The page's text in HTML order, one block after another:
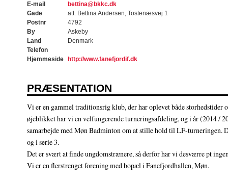
E-mail
bettina@bkkc.dk
Gade
att. Bettina Andersen, Tostenæsvej 1
Postnr
4792
By
Askeby
Land
Denmark
Telefon
Hjemmeside
http://www.fanefjordif.dk
PRÆSENTATION
Vi er en gammel traditionsrig klub, der har oplevet både storhedstider
øjeblikket har vi en velfungerende turneringsafdeling, og i år (2014 /
samarbejde med Møn Badminton om at stille hold til LF-turneringen.
og i serie 3.
Det er svært at finde ungdomstrænere, så derfor har vi desværre pt
Vi er en flerstrenget forening med bopæl i Fanefjordhallen, Møn.